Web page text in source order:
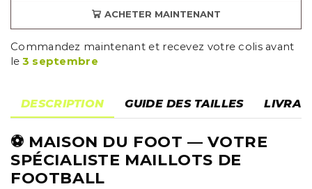
ACHETER MAINTENANT
Commandez maintenant et recevez votre colis avant
le 3 septembre
DESCRIPTION GUIDE DES TAILLES
⚽ MAISON DU FOOT — VOTRE
SPÉCIALISTE MAILLOTS DE
FOOTBALL